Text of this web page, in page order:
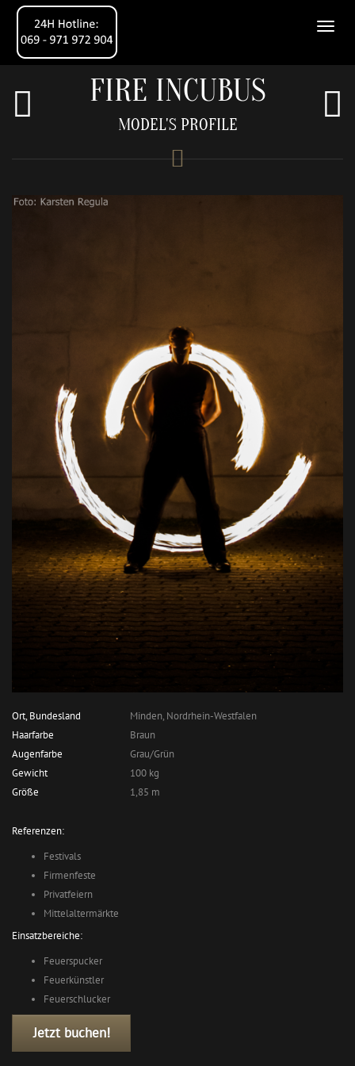
FIRE INCUBUS
MODEL'S PROFILE
Ort, Bundesland
Minden, Nordrhein-Westfalen
Haarfarbe
Braun
Augenfarbe
Grau/Grün
Gewicht
100 kg
Größe
1,85 m
Referenzen:
Festivals
Firmenfeste
Privatfeiern
Mittelaltermärkte
Einsatzbereiche:
Feuerspucker
Feuerkünstler
Feuerschlucker
Jetzt buchen!